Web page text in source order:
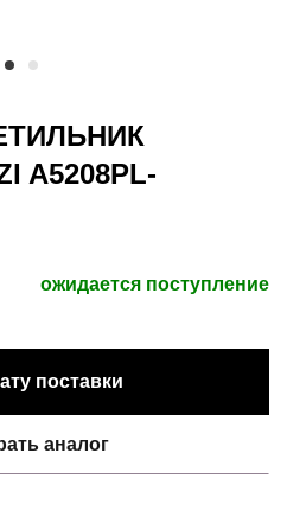
A5208PL-
ожидается поступление
поставки
аналог